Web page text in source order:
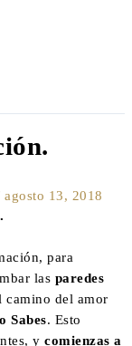
agosto 13, 2018
para
las paredes
camino del amor
Sabes. Esto
y comienzas a